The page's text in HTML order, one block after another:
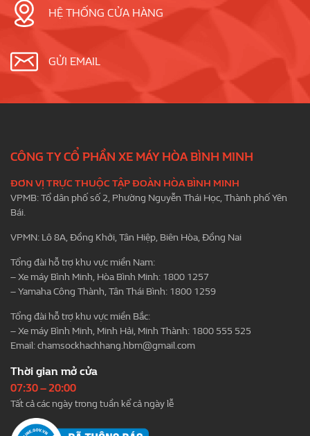
HỆ THỐNG CỬA HÀNG
GỬI EMAIL
CÔNG TY CỔ PHẦN XE MÁY HÒA BÌNH MINH
ĐƠN VỊ TRỰC THUỘC TẬP ĐOÀN HÒA BÌNH MINH
VPMB: Tổ dân phố số 2, Phường Nguyễn Thái Học, Thành phố Yên
Bái.
VPMN: Lô 8A, Đồng Khởi, Tân Hiệp, Biên Hòa, Đồng Nai
Tổng đài hỗ trợ khu vực miền Nam:
– Xe máy Bình Minh, Hòa Bình Minh: 1800 1257
– Yamaha Công Thành, Tân Thái Bình: 1800 1259
Tổng đài hỗ trợ khu vực miền Bắc:
– Xe máy Bình Minh, Minh Hải, Minh Thành: 1800 555 525
Email:chamsockhachhang.hbm@gmail.com
Thời gian mở cửa
07:30 – 20:00
Tất cả các ngày trong tuần kể cả ngày lễ